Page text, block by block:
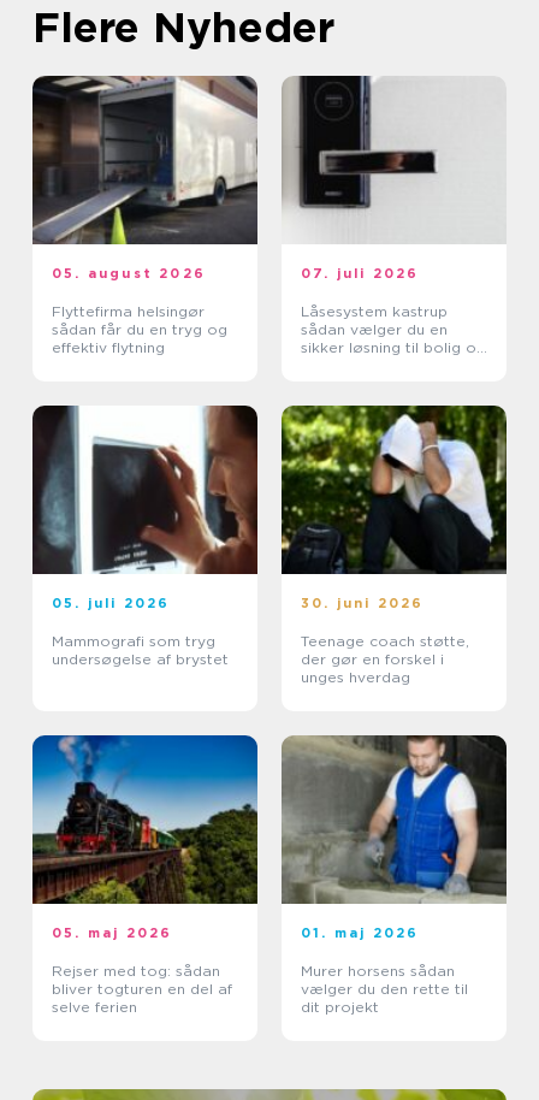
Flere Nyheder
05. august 2026
Flyttefirma helsingør
sådan får du en tryg og
effektiv flytning
07. juli 2026
Låsesystem kastrup
sådan vælger du en
sikker løsning til bolig og
05. juli 2026
Mammografi som tryg
undersøgelse af brystet
30. juni 2026
Teenage coach støtte,
der gør en forskel i
unges hverdag
05. maj 2026
Rejser med tog: sådan
bliver togturen en del af
selve ferien
01. maj 2026
Murer horsens sådan
vælger du den rette til
dit projekt